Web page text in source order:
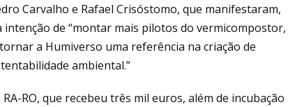
Carvalho e Rafael Crisóstomo, que manifestaram,
intenção de “montar mais pilotos do vermicompostor,
a Humiverso uma referência na criação de
ambiental.”
RO, que recebeu três mil euros, além de incubação